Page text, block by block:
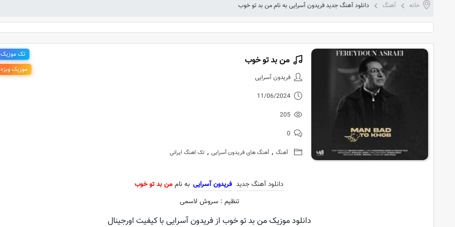
خانه آهنگ دانلود آهنگ جدید فریدون آسرایی به نام من بد تو خوب
دانلود آهنگ جدید فریدون آسرایی به نام من
من بد تو خوب
فریدون آسرایی
11/06/2024
205
0
آهنگ , آهنگ های فریدون آسرایی , تک اهنگ ایرانی
تک موزیک
موزیک ویژه
دانلود آهنگ جدید فریدون آسرایی به ناممن بد تو خوب
تنظیم : سروش لاسمی
دانلود موزیک من بد تو خوب از فریدون آسرایی با کیفیت اورجینال